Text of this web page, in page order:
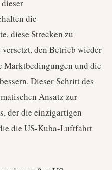
die
diese Strecken zu
den Betrieb wieder
Marktbedingungen und die
Dieser Schritt des
Ansatz zur
der die einzigartigen
die US-Kuba-Luftfahrt